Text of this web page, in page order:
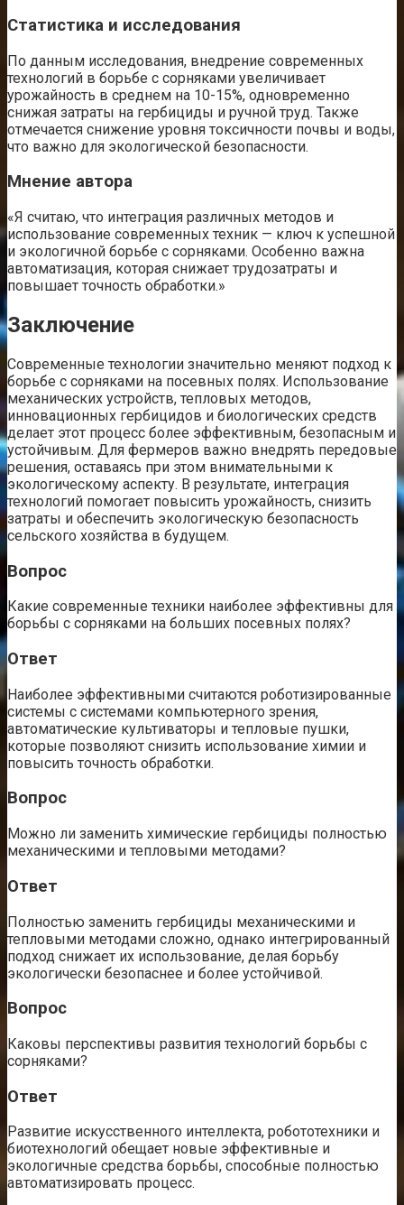
Статистика и исследования
По данным исследования, внедрение современных
технологий в борьбе с сорняками увеличивает
урожайность в среднем на 10-15%, одновременно
снижая затраты на гербициды и ручной труд. Также
отмечается снижение уровня токсичности почвы и воды,
что важно для экологической безопасности.
Мнение автора
«Я считаю, что интеграция различных методов и
использование современных техник — ключ к успешной
и экологичной борьбе с сорняками. Особенно важна
автоматизация, которая снижает трудозатраты и
повышает точность обработки.»
Заключение
Современные технологии значительно меняют подход к
борьбе с сорняками на посевных полях. Использование
механических устройств, тепловых методов,
инновационных гербицидов и биологических средств
делает этот процесс более эффективным, безопасным и
устойчивым. Для фермеров важно внедрять передовые
решения, оставаясь при этом внимательными к
экологическому аспекту. В результате, интеграция
технологий помогает повысить урожайность, снизить
затраты и обеспечить экологическую безопасность
сельского хозяйства в будущем.
Вопрос
Какие современные техники наиболее эффективны для
борьбы с сорняками на больших посевных полях?
Ответ
Наиболее эффективными считаются роботизированные
системы с системами компьютерного зрения,
автоматические культиваторы и тепловые пушки,
которые позволяют снизить использование химии и
повысить точность обработки.
Вопрос
Можно ли заменить химические гербициды полностью
механическими и тепловыми методами?
Ответ
Полностью заменить гербициды механическими и
тепловыми методами сложно, однако интегрированный
подход снижает их использование, делая борьбу
экологически безопаснее и более устойчивой.
Вопрос
Каковы перспективы развития технологий борьбы с
сорняками?
Ответ
Развитие искусственного интеллекта, робототехники и
биотехнологий обещает новые эффективные и
экологичные средства борьбы, способные полностью
автоматизировать процесс.